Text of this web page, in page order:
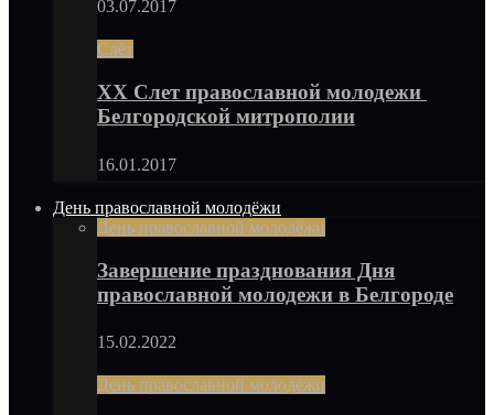
03.07.2017
Слёт
XX Слет православной молодежи
Белгородской митрополии
16.01.2017
День православной молодёжи
День православной молодёжи
Завершение празднования Дня
православной молодежи в Белгороде
15.02.2022
День православной молодёжи